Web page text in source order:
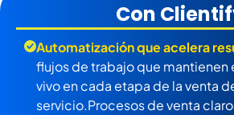
Con
Automatización que acelera
flujos de trabajo que mantienen
vivo en cada etapa de la venta
servicio.Procesos de venta